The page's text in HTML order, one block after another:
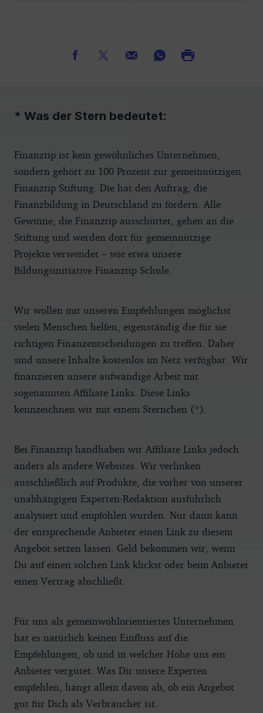
* Was der Stern bedeutet:
Finanztip ist kein gewöhnliches Unternehmen,
sondern gehört zu 100 Prozent zur gemeinnützigen
Finanztip Stiftung. Die hat den Auftrag, die
Finanzbildung in Deutschland zu fördern. Alle
Gewinne, die Finanztip ausschüttet, gehen an die
Stiftung und werden dort für gemeinnützige
Projekte verwendet – wie etwa unsere
Bildungsinitiative Finanztip Schule.
Wir wollen mit unseren Empfehlungen möglichst
vielen Menschen helfen, eigenständig die für sie
richtigen Finanzentscheidungen zu treffen. Daher
sind unsere Inhalte kostenlos im Netz verfügbar. Wir
finanzieren unsere aufwändige Arbeit mit
sogenannten Affiliate Links. Diese Links
kennzeichnen wir mit einem Sternchen (*).
Bei Finanztip handhaben wir Affiliate Links jedoch
anders als andere Websites. Wir verlinken
ausschließlich auf Produkte, die vorher von unserer
unabhängigen Experten-Redaktion ausführlich
analysiert und empfohlen wurden. Nur dann kann
der entsprechende Anbieter einen Link zu diesem
Angebot setzen lassen. Geld bekommen wir, wenn
Du auf einen solchen Link klickst oder beim Anbieter
einen Vertrag abschließt.
Für uns als gemeinwohlorientiertes Unternehmen
hat es natürlich keinen Einfluss auf die
Empfehlungen, ob und in welcher Höhe uns ein
Anbieter vergütet. Was Dir unsere Experten
empfehlen, hängt allein davon ab, ob ein Angebot
gut für Dich als Verbraucher ist.